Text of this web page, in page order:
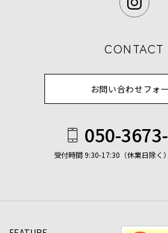
CONTACT
お問い合わせフォ
050-
受付時間 9:30-17:30（休業日除く）